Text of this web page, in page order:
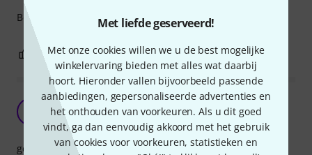
Met liefde geserveerd!
Met onze cookies willen we u de best mogelijke
winkelervaring bieden met alles wat daarbij
hoort. Hieronder vallen bijvoorbeeld passende
aanbiedingen, gepersonaliseerde advertenties en
het onthouden van voorkeuren. Als u dit goed
vindt, ga dan eenvoudig akkoord met het gebruik
van cookies voor voorkeuren, statistieken en
Betrouwbaar in geluid en gebruik.
0 EVALUATIE MELDEN
Goede upgrade
Roice 21.06.2025
geluid